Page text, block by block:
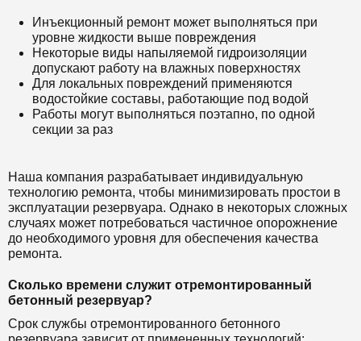
Инъекционный ремонт может выполняться при
уровне жидкости выше повреждения
Некоторые виды напыляемой гидроизоляции
допускают работу на влажных поверхностях
Для локальных повреждений применяются
водостойкие составы, работающие под водой
Работы могут выполняться поэтапно, по одной
секции за раз
Наша компания разрабатывает индивидуальную
технологию ремонта, чтобы минимизировать простои в
эксплуатации резервуара. Однако в некоторых сложных
случаях может потребоваться частичное опорожнение
до необходимого уровня для обеспечения качества
ремонта.
Сколько времени служит отремонтированный
бетонный резервуар?
Срок службы отремонтированного бетонного